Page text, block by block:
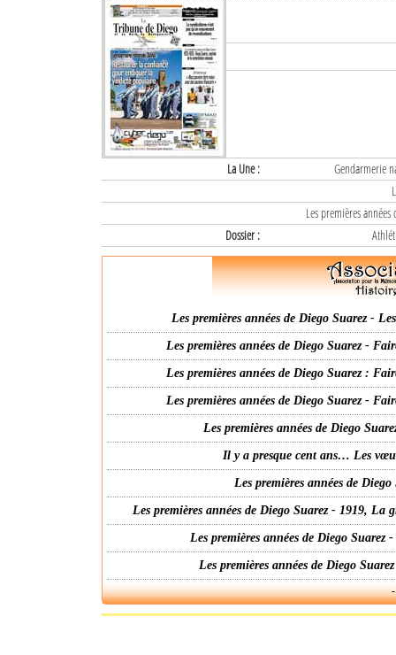
La Une :
Gendarmerie
Les premières
Dossier :
Les premières années de Diego Suarez -
Les premières années de Diego Suarez -
Les premières années de Diego Suarez :
Les premières années de Diego Suarez -
Les premières années de Diego
Il y a presque cent ans… Les
Les premières années de
Les premières années de Diego Suarez - 1919,
Les premières années de Diego
Les premières années de Diego